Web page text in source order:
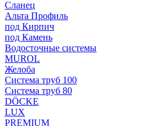
Сланец
Альта Профиль
под Кирпич
под Камень
Водосточные системы
MUROL
Желоба
Система труб 100
Система труб 80
DÖCKE
LUX
PREMIUM